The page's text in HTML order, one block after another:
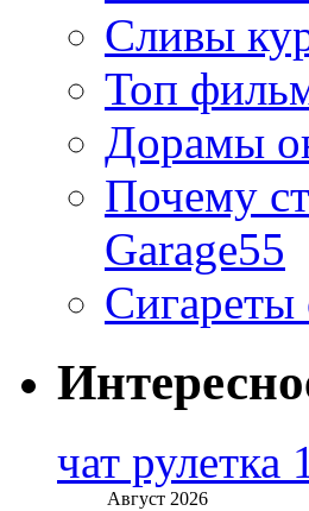
Сливы
Топ
Дорамы
Почему
Garage55
Сигареты
чат рулетка
Август 2026